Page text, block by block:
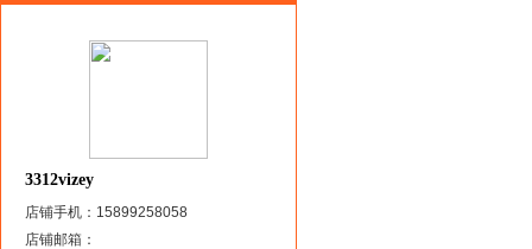
3312vizey
店铺手机：15899258058
店铺邮箱：